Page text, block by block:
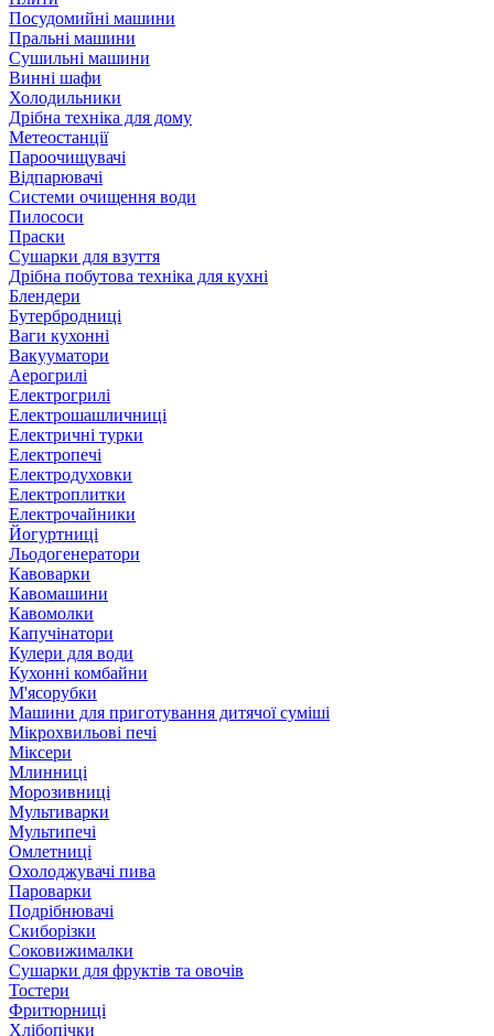
Посудомийні машини
Пральні машини
Сушильні машини
Винні шафи
Холодильники
Дрібна техніка для дому
Метеостанції
Пароочищувачі
Відпарювачі
Системи очищення води
Пилососи
Праски
Сушарки для взуття
Дрібна побутова техніка для кухні
Блендери
Бутербродниці
Ваги кухонні
Вакууматори
Аерогрилі
Електрогрилі
Електрошашличниці
Електричні турки
Електропечі
Електродуховки
Електроплитки
Електрочайники
Йогуртниці
Льодогенератори
Кавоварки
Кавомашини
Кавомолки
Капучінатори
Кулери для води
Кухонні комбайни
М'ясорубки
Машини для приготування дитячої суміші
Мікрохвильові печі
Міксери
Млинниці
Морозивниці
Мультиварки
Мультипечі
Омлетниці
Охолоджувачі пива
Пароварки
Подрібнювачі
Скиборізки
Соковижималки
Сушарки для фруктів та овочів
Тостери
Фритюрниці
Хлібопічки